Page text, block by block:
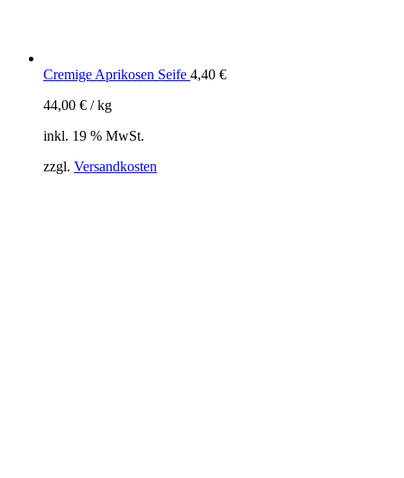
Cremige Aprikosen Seife 4,40 €
44,00 € /kg
inkl. 19 % MwSt.
zzgl. Versandkosten